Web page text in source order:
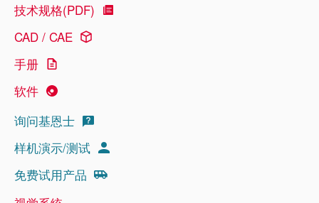
技术规格(PDF)
CAD / CAE
手册
软件
询问基恩士
样机演示/测试
免费试用产品